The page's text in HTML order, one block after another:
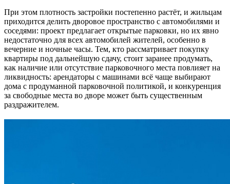
При этом плотность застройки постепенно растёт, и жильцам
приходится делить дворовое пространство с автомобилями и
соседями: проект предлагает открытые парковки, но их явно
недостаточно для всех автомобилей жителей, особенно в
вечерние и ночные часы. Тем, кто рассматривает покупку
квартиры под дальнейшую сдачу, стоит заранее продумать,
как наличие или отсутствие парковочного места повлияет на
ликвидность: арендаторы с машинами всё чаще выбирают
дома с продуманной парковочной политикой, и конкуренция
за свободные места во дворе может быть существенным
раздражителем.